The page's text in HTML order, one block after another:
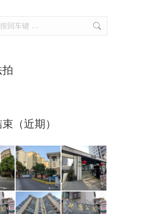
（近期）